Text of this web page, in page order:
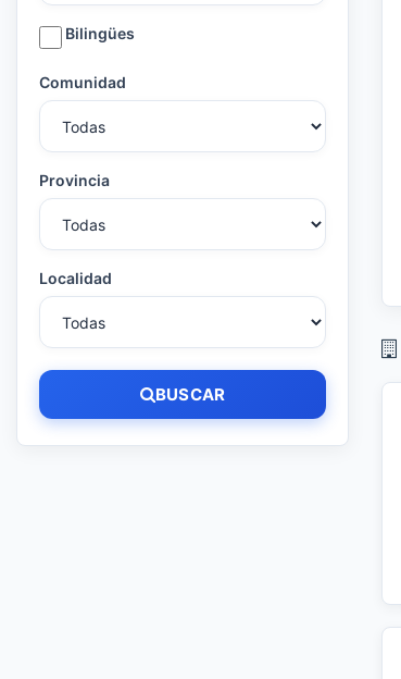
Bilingües
Comunidad
Provincia
Localidad
BUSCAR